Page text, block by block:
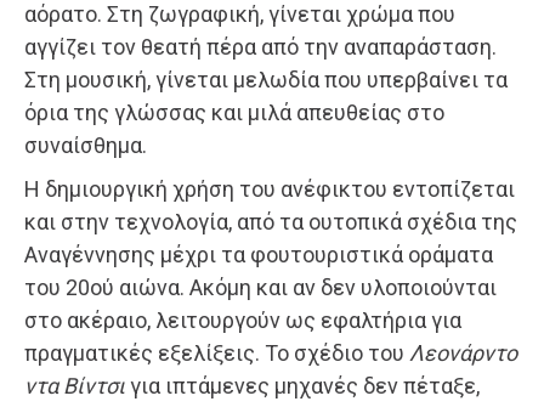
αόρατο. Στη ζωγραφική, γίνεται χρώμα που
αγγίζει τον θεατή πέρα από την αναπαράσταση.
Στη μουσική, γίνεται μελωδία που υπερβαίνει τα
όρια της γλώσσας και μιλά απευθείας στο
συναίσθημα.
Η δημιουργική χρήση του ανέφικτου εντοπίζεται
και στην τεχνολογία, από τα ουτοπικά σχέδια της
Αναγέννησης μέχρι τα φουτουριστικά οράματα
του 20ού αιώνα. Ακόμη και αν δεν υλοποιούνται
στο ακέραιο, λειτουργούν ως εφαλτήρια για
πραγματικές εξελίξεις. Το σχέδιο του Λεονάρντο
ντα Βίντσιγια ιπτάμενες μηχανές δεν πέταξε,